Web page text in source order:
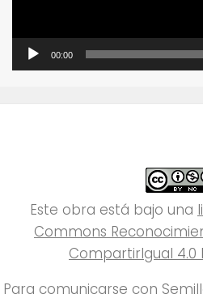
00:00
Este obra está bajo una
Commons
CompartirIgual 4.0
Para comunicarse con